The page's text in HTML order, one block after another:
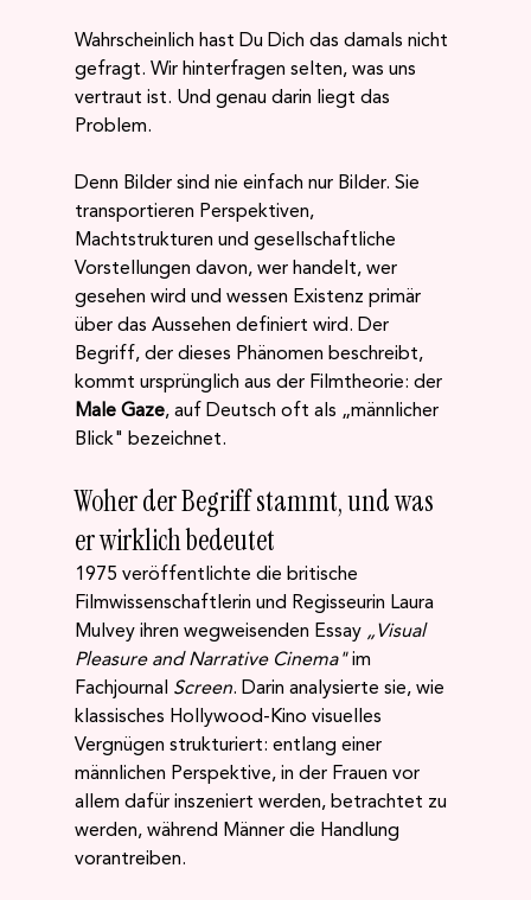
Wahrscheinlich hast Du Dich das damals nicht
gefragt. Wir hinterfragen selten, was uns
vertraut ist. Und genau darin liegt das
Problem.
Denn Bilder sind nie einfach nur Bilder. Sie
transportieren Perspektiven,
Machtstrukturen und gesellschaftliche
Vorstellungen davon, wer handelt, wer
gesehen wird und wessen Existenz primär
über das Aussehen definiert wird. Der
Begriff, der dieses Phänomen beschreibt,
kommt ursprünglich aus der Filmtheorie: der
Male Gaze, auf Deutsch oft als „männlicher
Blick" bezeichnet.
Woher der Begriff stammt, und was
er wirklich bedeutet
1975 veröffentlichte die britische
Filmwissenschaftlerin und Regisseurin Laura
Mulvey ihren wegweisenden Essay „Visual
Pleasure and Narrative Cinema" im
Fachjournal Screen. Darin analysierte sie, wie
klassisches Hollywood-Kino visuelles
Vergnügen strukturiert: entlang einer
männlichen Perspektive, in der Frauen vor
allem dafür inszeniert werden, betrachtet zu
werden, während Männer die Handlung
vorantreiben.